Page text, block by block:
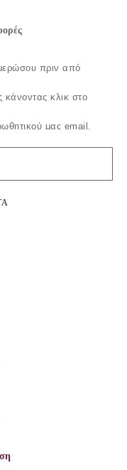
πριν από
κλικ στο
μας email.